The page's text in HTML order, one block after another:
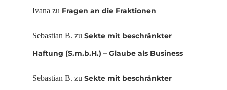
Ivana zu Fragen an die Fraktionen
Sebastian B. zu Sekte mit beschränkter
Haftung (S.m.b.H.) – Glaube als Business
Sebastian B. zu Sekte mit beschränkter